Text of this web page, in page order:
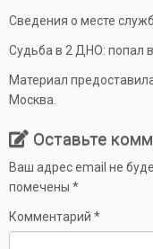
Сведения о месте
Судьба в 2 ДНО: попал
Материал
Москва.
Оставьте
Ваш адрес email не
помечены *
Комментарий *